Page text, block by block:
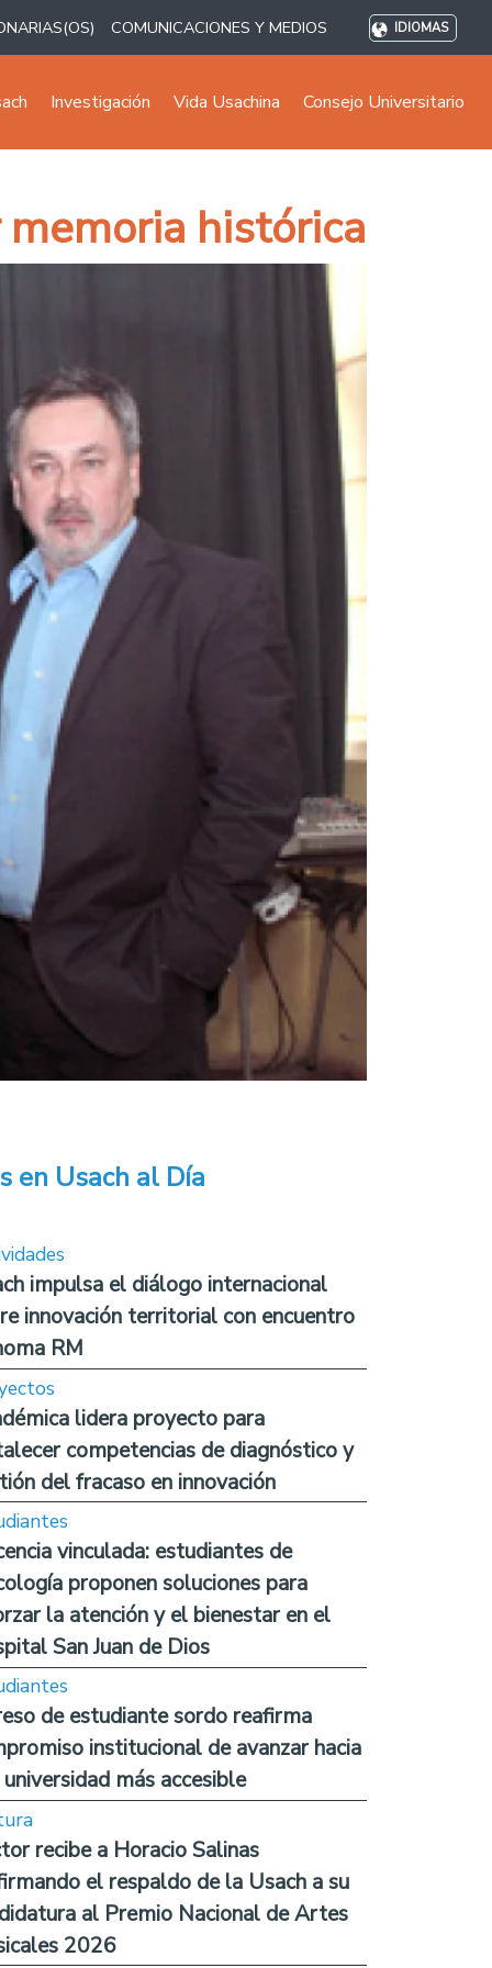
COMUNICACIONES Y MEDIOS IDIOMAS
Investigación Vida Usachina Consejo Universitario
histórica
en Usach al Día
impulsa el diálogo internacional
innovación territorial con encuentro
RM
lidera proyecto para
competencias de diagnóstico y
del fracaso en innovación
vinculada: estudiantes de
proponen soluciones para
la atención y el bienestar en el
San Juan de Dios
de estudiante sordo reafirma
institucional de avanzar hacia
universidad más accesible
recibe a Horacio Salinas
el respaldo de la Usach a su
al Premio Nacional de Artes
2026